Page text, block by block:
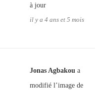
à jour
il y a 4 ans et 5 mois
Jonas Agbakou a
modifié l’image de